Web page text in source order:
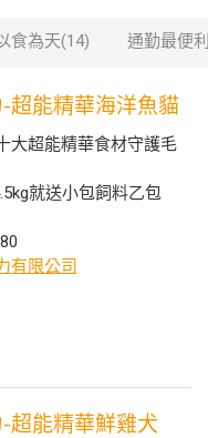
食為天(14) 通勤最便
超能精華海洋魚貓
大超能精華食材守護毛
就送小包飼料乙包
有限公司
超能精華鮮雞犬